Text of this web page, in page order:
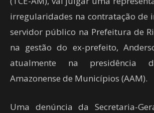
irregularidades na contratação de
servidor público na Prefeitura de
na gestão do ex-prefeito,
atualmente na presidência
Amazonense de Municípios (AAM).
Uma denúncia da Secretaria-